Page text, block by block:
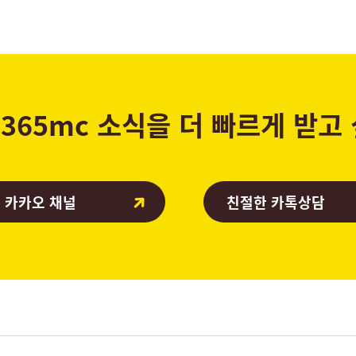
365mc 소식을 더 빠르게 받고
카오 채널 친절한 카톡상담